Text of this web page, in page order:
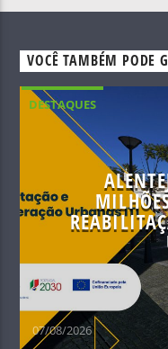
VOCÊ TAMBÉM PODE
DESTAQUES
07/08/2026